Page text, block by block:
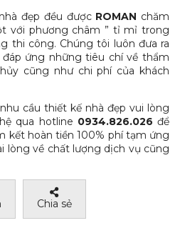
đẹp đều được ROMAN chăm
với phương châm ” tỉ mỉ trong
thi công. Chúng tôi luôn đưa ra
ứng những tiêu chí về thẩm
cũng như chi phí của khách
cầu thiết kế nhà đẹp vui lòng
qua hotline 0934.826.026 để
kết hoàn tiền 100% phí tạm ứng
lòng về chất lượng dịch vụ cũng
Chia sẻ